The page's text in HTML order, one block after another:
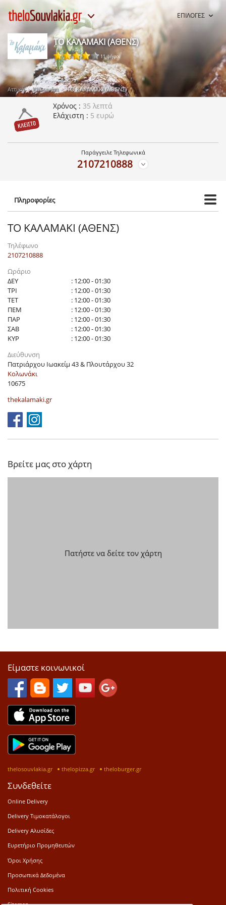
ΕΠΙΛΟΓΕΣ
ΤΟ ΚΑΛΑΜΑΚΙ (ΑΘΕΝΣ)
11 ψήφοι
Αττική Κολωνάκι ΤΟ ΚΑΛΑΜΑΚΙ (ΑΘΕΝΣ)
Χρόνος
35 λεπτά
Ελάχιστη
5 ευρώ
Παράγγειλε Τηλεφωνικά
2107210888
Πληροφορίες
ΤΟ ΚΑΛΑΜΑΚΙ (ΑΘΕΝΣ)
Τηλέφωνο
2107210888
Ωράριο
ΔΕΥ
: 12:00 - 01:30
ΤΡΙ
: 12:00 - 01:30
ΤΕΤ
: 12:00 - 01:30
ΠΕΜ
: 12:00 - 01:30
ΠΑΡ
: 12:00 - 01:30
ΣΑΒ
: 12:00 - 01:30
ΚΥΡ
: 12:00 - 01:30
Διεύθυνση
Πατριάρχου Ιωακείμ 43 & Πλουτάρχου 32
Κολωνάκι
10675
thekalamaki.gr
Βρείτε μας στο χάρτη
Πατήστε να δείτε τον χάρτη
Είμαστε κοινωνικοί
thelosouvlakia.gr thelopizza.gr theloburger.gr
Συνδεθείτε
Online Delivery
Delivery Τιμοκατάλογοι
Delivery Αλυσίδες
Ευρετήριο Προμηθευτών
Όροι Χρήσης
Προσωπικά Δεδομένα
Πολιτική Cookies